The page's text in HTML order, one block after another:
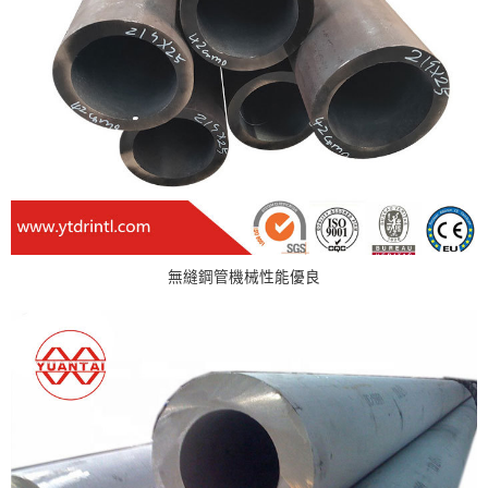
無縫鋼管機械性能優良